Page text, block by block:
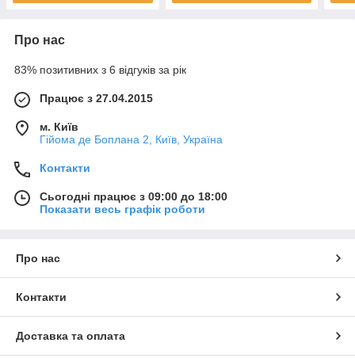
Про нас
83% позитивних з 6 відгуків за рік
Працює з 27.04.2015
м. Київ
Гійома де Боплана 2, Київ, Україна
Контакти
Сьогодні працює з 09:00 до 18:00
Показати весь графік роботи
Про нас
Контакти
Доставка та оплата